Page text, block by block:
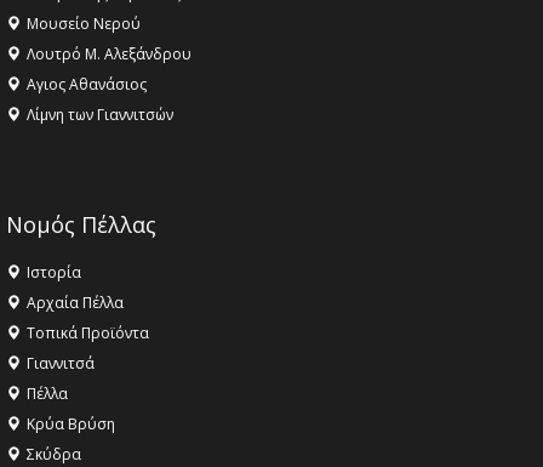
Μουσείο Νερού
Λουτρό Μ. Αλεξάνδρου
Αγιος Αθανάσιος
Λίμνη των Γιαννιτσών
Νομός Πέλλας
Ιστορία
Αρχαία Πέλλα
Τοπικά Προϊόντα
Γιαννιτσά
Πέλλα
Κρύα Βρύση
Σκύδρα